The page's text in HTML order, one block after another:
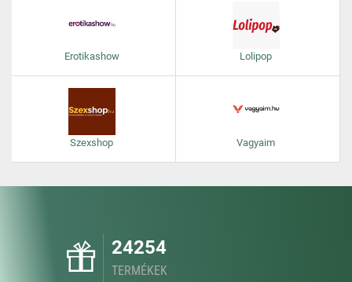
Erotikashow Lolipop
Szexshop Vagyaim
24254
TERMÉKEK